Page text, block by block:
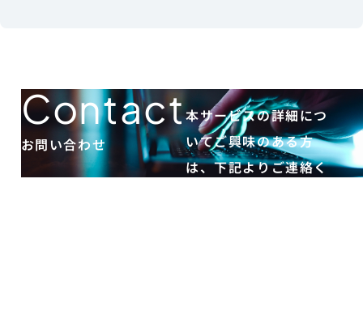
Contact
お問い合わせ
本サービスの詳細につ
いてご興味のある方
は、下記よりご連絡く